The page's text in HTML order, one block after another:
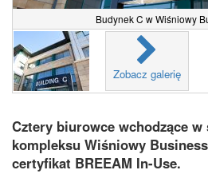
Budynek C w Wiśniowy
Zobacz galerię
Cztery biurowce wchodzące w
kompleksu Wiśniowy
certyfikat BREEAM In-Use.